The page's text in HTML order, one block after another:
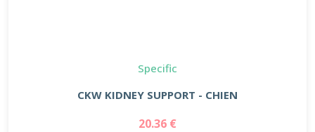
Specific
CKW KIDNEY SUPPORT - CHIEN
20.36 €